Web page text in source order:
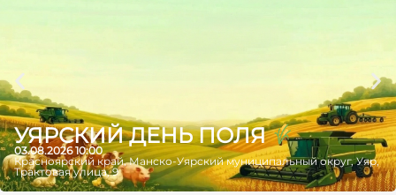
УЯРСКИЙ ДЕНЬ ПОЛЯ
03.08.2026 10:00
Красноярский край, Манско-Уярский муниципальный округ, Уяр,
Трактовая улица, 9